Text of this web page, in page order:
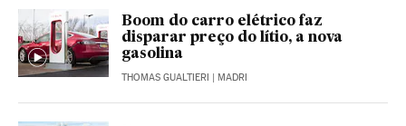
Boom do carro elétrico faz
disparar preço do lítio, a nova
gasolina
THOMAS GUALTIERI | MADRI